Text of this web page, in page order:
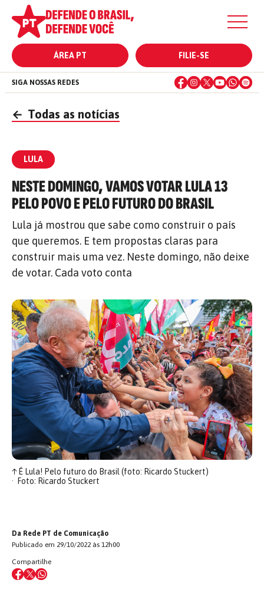
ÁREA PT FILIE-SE
SIGA NOSSAS REDES
← Todas as notícias
LULA
NESTE DOMINGO, VAMOS VOTAR LULA 13
PELO POVO E PELO FUTURO DO BRASIL
Lula já mostrou que sabe como construir o país
que queremos. E tem propostas claras para
construir mais uma vez. Neste domingo, não deixe
de votar. Cada voto conta
↑É Lula! Pelo futuro do Brasil (foto: Ricardo Stuckert)
Foto: Ricardo Stuckert
Da Rede PT de Comunicação
Publicado em 29/10/2022 às 12h00
Compartilhe